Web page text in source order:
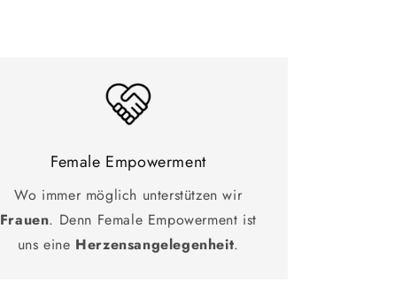
Female Empowerment
Wo immer möglich unterstützen wir
Frauen. Denn Female Empowerment ist
uns eine Herzensangelegenheit.